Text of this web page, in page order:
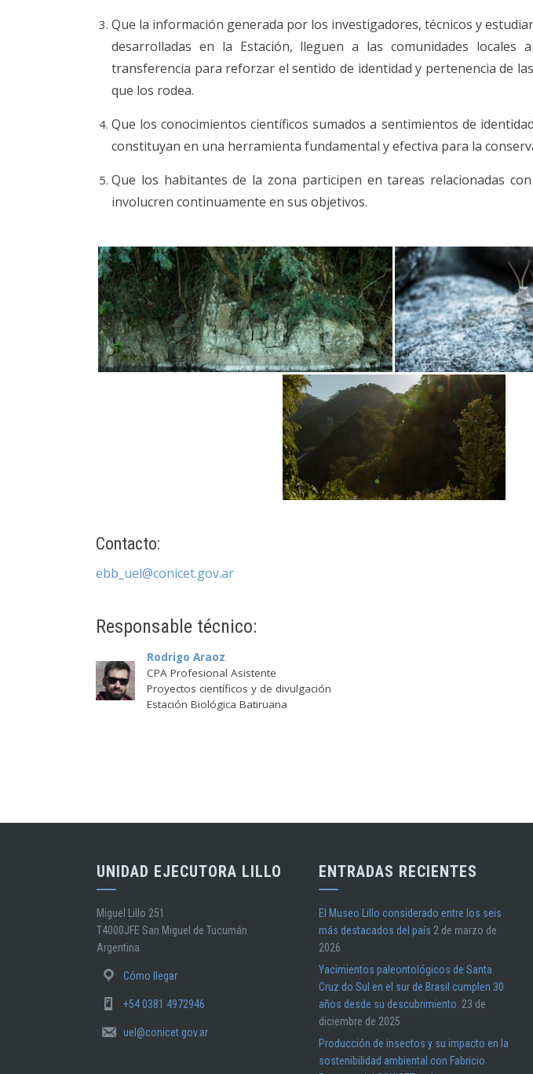
Que la información generada por los investigadores, técnicos y
desarrolladas en la Estación, lleguen a las comunidades locales
transferencia para reforzar el sentido de identidad y pertenencia de
que los rodea.
Que los conocimientos científicos sumados a sentimientos de
constituyan en una herramienta fundamental y efectiva para la
Que los habitantes de la zona participen en tareas relacionadas
involucren continuamente en sus objetivos.
Contacto:
ebb_uel@conicet.gov.ar
Responsable técnico:
Rodrigo Araoz
CPA Profesional Asistente
Proyectos científicos y de divulgación
Estación Biológica Batiruana
UNIDAD EJECUTORA LILLO
Miguel Lillo 251
T4000JFE San Miguel de Tucumán
Argentina
Cómo llegar
+54 0381 4972946
uel@conicet.gov.ar
ENTRADAS RECIENTES
El Museo Lillo considerado entre los seis
más destacados del país 2 de marzo de
2026
Yacimientos paleontológicos de Santa
Cruz do Sul en el sur de Brasil cumplen 30
años desde su descubrimiento. 23 de
diciembre de 2025
Producción de insectos y su impacto en la
sostenibilidad ambiental con Fabricio